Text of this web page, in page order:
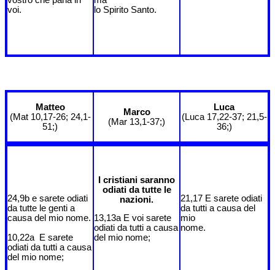
voi.
lo Spirito Santo.
Matteo
(Mat 10,17-26; 24,1-
51;)
Marco
(Mar 13,1-37;)
Luca
(Luca 17,22-37; 21,5-
36;)
24,9b e sarete odiati
da tutte le genti a
causa del mio nome.
10,22a E sarete
odiati da tutti a causa
del mio nome;
I cristiani saranno
odiati da tutte le
nazioni.
13,13a E voi sarete
odiati da tutti a causa
del mio nome;
21,17 E sarete odiati
da tutti a causa del
mio
nome.